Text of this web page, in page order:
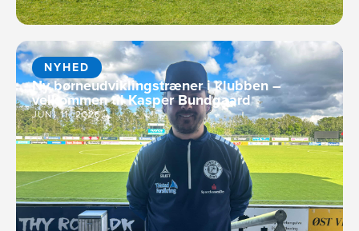
NYHED
Ny børneudviklingstræner i klubben –
velkommen til Kasper Bundgaard
JUNI 11, 2026